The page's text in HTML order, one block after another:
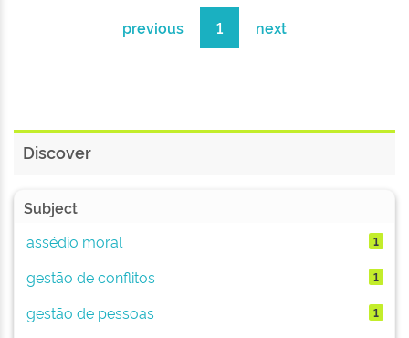
previous 1 next
Discover
Subject
assédio moral
1
gestão de conflitos 1
gestão de pessoas 1